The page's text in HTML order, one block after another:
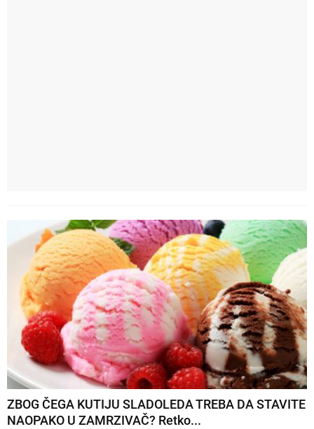
ZBOG ČEGA KUTIJU SLADOLEDA TREBA DA STAVITE
NAOPAKO U ZAMRZIVAČ? Retko...